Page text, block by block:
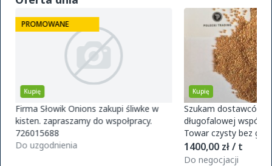
Kupię
PROMOWANE
Firma Słowik Onions zakupi śliwke w
kisten. zapraszamy do wspołpracy.
726015688
Do uzgodnienia
Kupię
Szukam dostawców
długofalowej
Towar czysty bez
magazynu w Polsce.
zamówie
1400,00 zł / t
Do negocjacji